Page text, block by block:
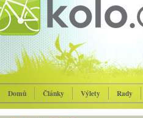
Domů Články Výlety Rady